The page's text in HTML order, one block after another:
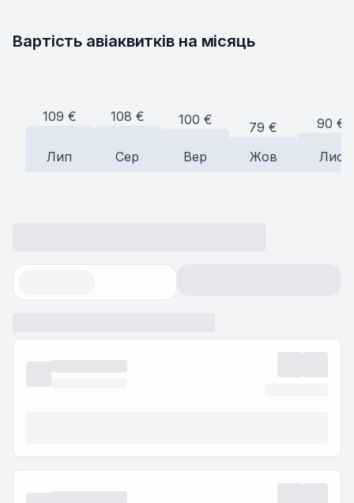
Вартість авіаквитків на місяць
109 €
Лип
108 €
Сер
100 €
Вер
79 €
Жов
90 €
Лис